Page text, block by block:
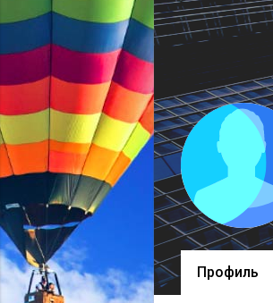
Профиль